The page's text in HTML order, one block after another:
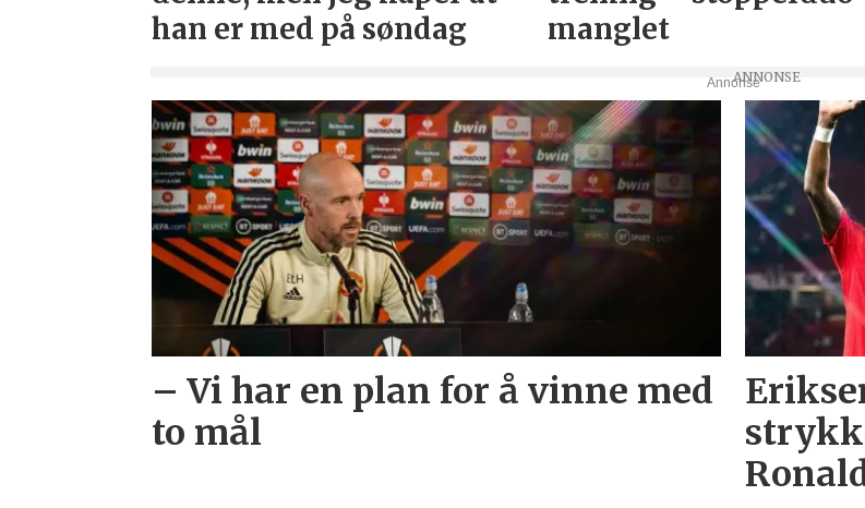
han er med på søndag
manglet
Annonse
– Vi har en plan for å vinne med
to mål